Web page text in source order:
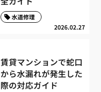
2026.02.27
水道修理
賃貸マンションで蛇口
から水漏れが発生した
際の対応ガイド